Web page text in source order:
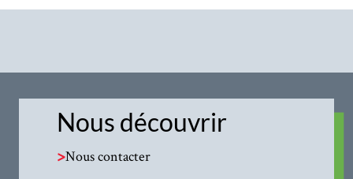
Nous découvrir
>Nous contacter